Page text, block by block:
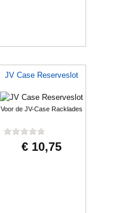
JV Case Reserveslot
Voor de JV-Case Racklades
€ 10,75